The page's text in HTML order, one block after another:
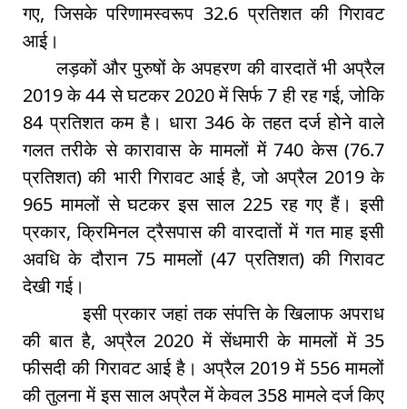
गए, जिसके परिणामस्वरूप 32.6 प्रतिशत की गिरावट
आई।
लड़कों और पुरुषों के अपहरण की वारदातें भी अप्रैल
2019 के 44 से घटकर 2020 में सिर्फ 7 ही रह गई, जोकि
84 प्रतिशत कम है। धारा 346 के तहत दर्ज होने वाले
गलत तरीके से कारावास के मामलों में 740 केस (76.7
प्रतिशत) की भारी गिरावट आई है, जो अप्रैल 2019 के
965 मामलों से घटकर इस साल 225 रह गए हैं। इसी
प्रकार, क्रिमिनल ट्रैसपास की वारदातों में गत माह इसी
अवधि के दौरान 75 मामलों (47 प्रतिशत) की गिरावट
देखी गई।
इसी प्रकार जहां तक संपत्ति के खिलाफ अपराध
की बात है, अप्रैल 2020 में सेंधमारी के मामलों में 35
फीसदी की गिरावट आई है। अप्रैल 2019 में 556 मामलों
की तुलना में इस साल अप्रैल में केवल 358 मामले दर्ज किए